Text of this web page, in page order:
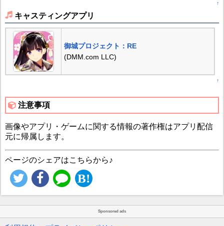
↑
キャスティングアプリ
御城プロジェクト：RE
(DMM.com LLC)
↑
注意事項
画像やアプリ・ゲームに関する情報の著作権はアプリ配信
元に帰属します。
ページのシェアはこちらから♪
Sponsored ads